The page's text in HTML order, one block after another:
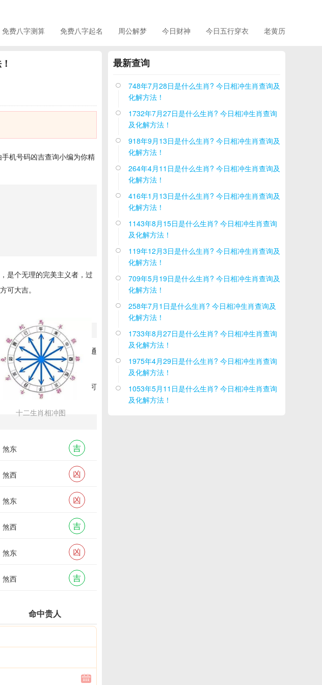
免费八字测算 免费八字起名 周公解梦 今日财神 今日五行穿衣 老黄历
机号码凶吉查询小编为你精
十二生肖相冲图
是个无理的完美主义者，过
可大吉。
干戈为玉帛，木在这里起到通
绿色的色彩来融合，风水上可
煞东 吉
煞西 凶
煞东 凶
煞西 吉
煞东 凶
煞西 吉
命中贵人
最新查询

748年7月28日是什么生肖? 今日相冲生肖查询及
化解方法！

1732年7月27日是什么生肖? 今日相冲生肖查询
及化解方法！

918年9月13日是什么生肖? 今日相冲生肖查询及
化解方法！

264年4月11日是什么生肖? 今日相冲生肖查询及
化解方法！

416年1月13日是什么生肖? 今日相冲生肖查询及
化解方法！

1143年8月15日是什么生肖? 今日相冲生肖查询
及化解方法！

119年12月3日是什么生肖? 今日相冲生肖查询及
化解方法！

709年5月19日是什么生肖? 今日相冲生肖查询及
化解方法！

258年7月1日是什么生肖? 今日相冲生肖查询及
化解方法！

1733年8月27日是什么生肖? 今日相冲生肖查询
及化解方法！

1975年4月29日是什么生肖? 今日相冲生肖查询
及化解方法！

1053年5月11日是什么生肖? 今日相冲生肖查询
及化解方法！